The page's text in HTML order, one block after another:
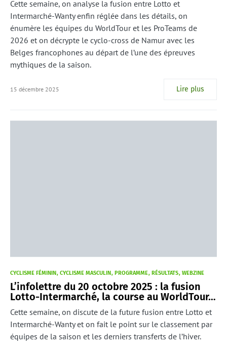
Cette semaine, on analyse la fusion entre Lotto et
Intermarché-Wanty enfin réglée dans les détails, on
énumère les équipes du WorldTour et les ProTeams de
2026 et on décrypte le cyclo-cross de Namur avec les
Belges francophones au départ de l’une des épreuves
mythiques de la saison.
15 décembre 2025 Lire plus
CYCLISME FÉMININ CYCLISME MASCULIN PROGRAMME RÉSULTATS WEBZINE
L’infolettre du 20 octobre 2025 : la fusion
Lotto-Intermarché, la course au WorldTour…
Cette semaine, on discute de la future fusion entre Lotto et
Intermarché-Wanty et on fait le point sur le classement par
équipes de la saison et les derniers transferts de l’hiver.